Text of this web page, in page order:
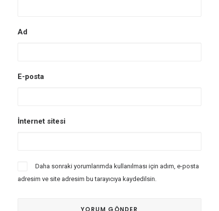
Ad
E-posta
İnternet sitesi
Daha sonraki yorumlarımda kullanılması için adım, e-posta
adresim ve site adresim bu tarayıcıya kaydedilsin.